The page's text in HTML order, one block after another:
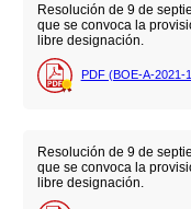
Resolución de 9 de
que se convoca la
libre designación.
PDF (BOE-A-2021-
Resolución de 9 de
que se convoca la
libre designación.